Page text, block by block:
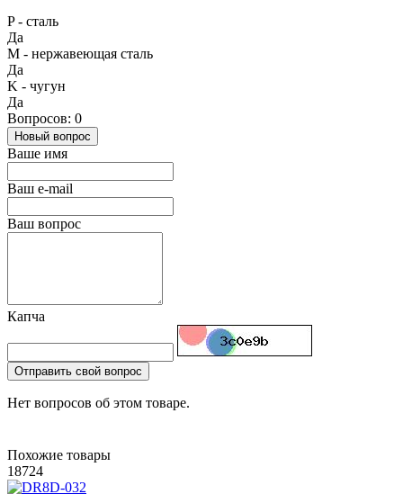
P - сталь
Да
М - нержавеющая сталь
Да
K - чугун
Да
Вопросов: 0
Новый вопрос
Ваше имя
Ваш e-mail
Ваш вопрос
Капча
Отправить свой вопрос
Нет вопросов об этом товаре.
Похожие товары
18724